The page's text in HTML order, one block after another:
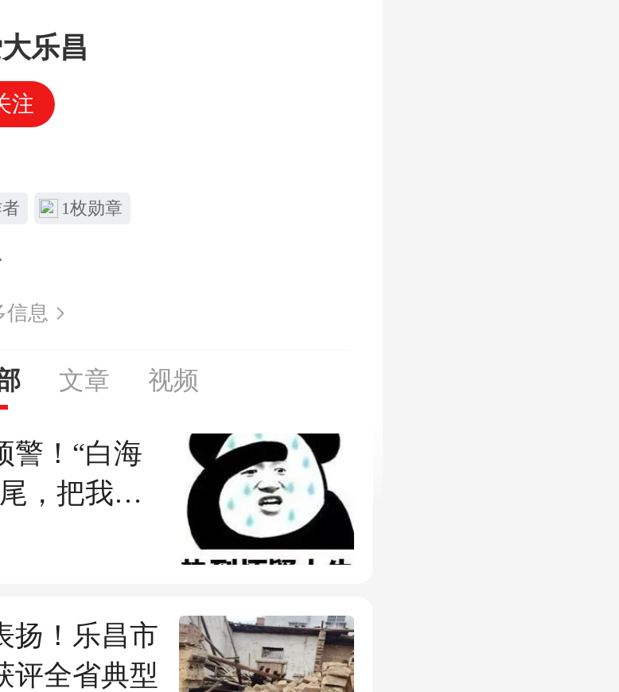
乐昌
注
1枚勋章
信息
文章 视频
警！“白海
，把我们
扬！乐昌市
评全省典型